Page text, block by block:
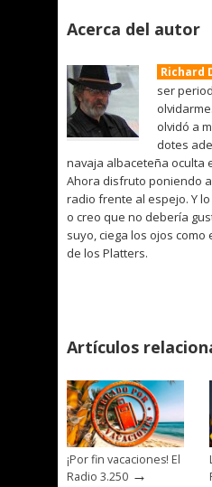
Acerca del autor
Richard
ser
olvidó a
dotes
navaja albaceteña oculta
Ahora disfruto poniendo
radio frente al espejo. Y
o creo que no debería
suyo, ciega los ojos como
de los Platters.
Artículos
¡Por fin vacaciones! El
Radio 3.250 →